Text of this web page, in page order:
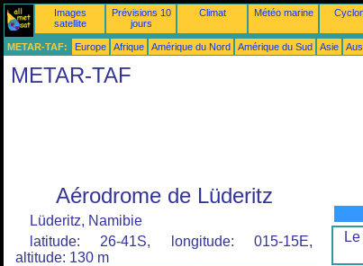
Images
satellite
Prévisions 10
jours
Climat Météo marine
METAR-TAF: Europe Afrique Amérique du Nord Amérique du Sud Asie
METAR-TAF
Aérodrome de Lüderitz
Lüderitz, Namibie
latitude: 26-41S, longitude: 015-15E,
altitude: 130 m